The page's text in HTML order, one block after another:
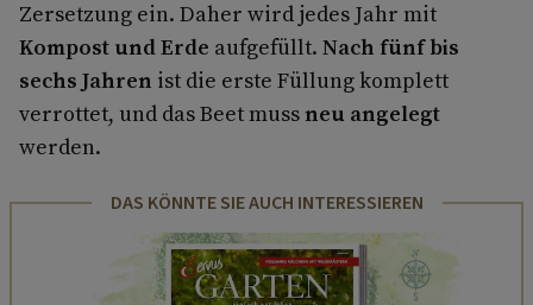
Zersetzung ein. Daher wird jedes Jahr mit
Kompost und Erde aufgefüllt. Nach fünf bis
sechs Jahren ist die erste Füllung komplett
verrottet, und das Beet muss neu angelegt
werden.
DAS KÖNNTE SIE AUCH INTERESSIEREN